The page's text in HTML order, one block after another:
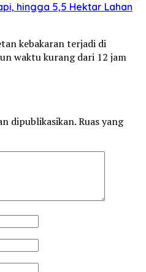
hingga 5,5 Hektar Lahan
kebakaran terjadi di
waktu kurang dari 12 jam
dipublikasikan.Ruas yang